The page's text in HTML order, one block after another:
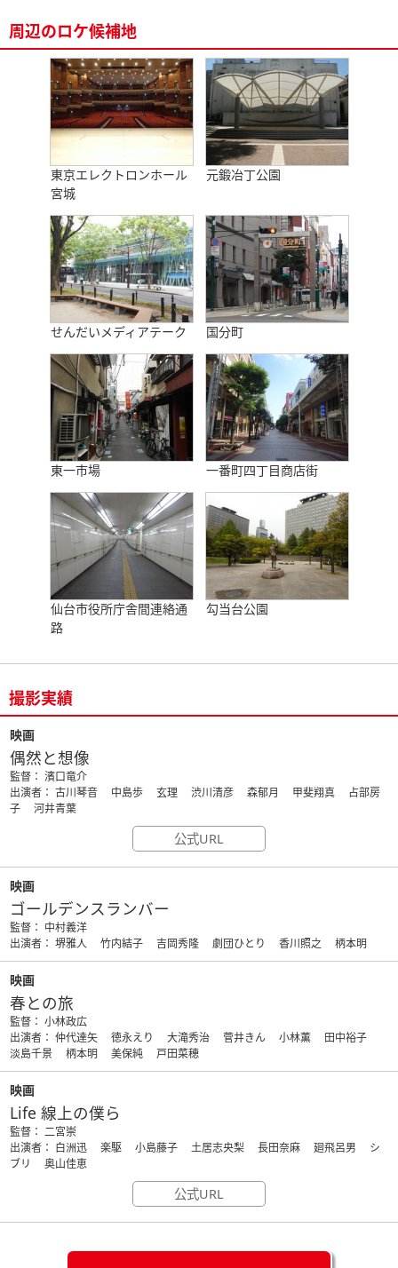
周辺のロケ候補地
東京エレクトロンホール
宮城
元鍛冶丁公園
せんだいメディアテーク 国分町
東一市場 一番町四丁目商店街
仙台市役所庁舎間連絡通
路
勾当台公園
撮影実績
映画
偶然と想像
監督： 濱口竜介
出演者： 古川琴音 中島歩 玄理 渋川清彦 森郁月 甲斐翔真 占部房
子 河井青葉
公式URL
映画
ゴールデンスランバー
監督： 中村義洋
出演者： 堺雅人 竹内結子 吉岡秀隆 劇団ひとり 香川照之 柄本明
映画
春との旅
監督： 小林政広
出演者： 仲代達矢 徳永えり 大滝秀治 菅井きん 小林薫 田中裕子
淡島千景 柄本明 美保純 戸田菜穂
映画
Life 線上の僕ら
監督： 二宮崇
出演者： 白洲迅 楽駆 小島藤子 土居志央梨 長田奈麻 廻飛呂男 シ
ブリ 奥山佳恵
公式URL